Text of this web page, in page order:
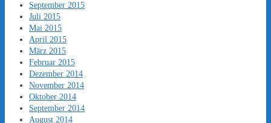
September 2015
Juli 2015
Mai 2015
April 2015
März 2015
Februar 2015
Dezember 2014
November 2014
Oktober 2014
September 2014
August 2014